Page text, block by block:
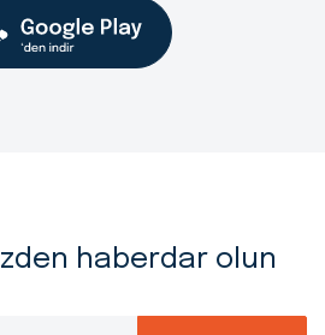
haberdar olun